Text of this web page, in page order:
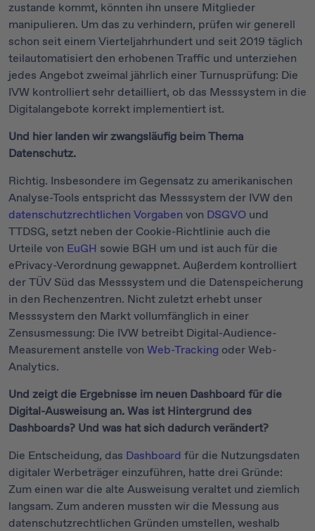
zustande kommt, könnten ihn unsere Mitglieder
manipulieren. Um das zu verhindern, prüfen wir generell
schon seit einem Vierteljahrhundert und seit 2019 täglich
teilautomatisiert den erhobenen Traffic und unterziehen
jedes Angebot zweimal jährlich einer Turnusprüfung: Die
IVW kontrolliert sehr detailliert, ob das Messsystem in die
Digitalangebote korrekt implementiert ist.
Und hier landen wir zwangsläufig beim Thema
Datenschutz.
Richtig. Insbesondere im Gegensatz zu amerikanischen
Analyse-Tools entspricht das Messsystem der IVW den
datenschutzrechtlichen Vorgaben von DSGVO und
TTDSG, setzt neben der Cookie-Richtlinie auch die
Urteile von EuGH sowie BGH um und ist auch für die
ePrivacy-Verordnung gewappnet. Außerdem kontrolliert
der TÜV Süd das Messsystem und die Datenspeicherung
in den Rechenzentren. Nicht zuletzt erhebt unser
Messsystem den Markt vollumfänglich in einer
Zensusmessung: Die IVW betreibt Digital-Audience-
Measurement anstelle von Web-Tracking oder Web-
Analytics.
Und zeigt die Ergebnisse im neuen Dashboard für die
Digital-Ausweisung an. Was ist Hintergrund des
Dashboards? Und was hat sich dadurch verändert?
Die Entscheidung, das Dashboard für die Nutzungsdaten
digitaler Werbeträger einzuführen, hatte drei Gründe:
Zum einen war die alte Ausweisung veraltet und ziemlich
langsam. Zum anderen mussten wir die Messung aus
datenschutzrechtlichen Gründen umstellen, weshalb